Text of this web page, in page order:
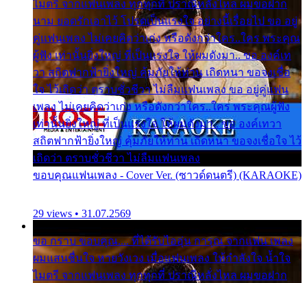
ไมตรี จากแฟนเพลง ทุกทุกที่ ปราณีหลั่งไหล ผมขอฝาก
นาม ยอดรักเอาไว้ โปรดเป็นแรงใจ อย่างนี้เรื่อยไป ขอ อยู่
คู่แฟนเพลง ไม่เคยคิดว่าเก่ง หรือดังกว่าใคร..ใคร พระคุณ
ผู้ฟัง เท่านั้นยิ่งใหญ่ ที่เป็นแรงใจ ให้ผมดังมา.. ขอ องค์เท
วา สถิตฟากฟ้ายิ่งใหญ่ คุ้มภัยให้ท่าน เถิดหนา ขอจงเชื่อ
ใจ ไว้เถิดว่า ตราบชั่วชีวา ไม่ลืมแฟนเพลง ขอ อยู่คู่แฟน
เพลง ไม่เคยคิดว่าเก่ง หรือดังกว่าใคร..ใคร พระคุณผู้ฟัง
เท่านั้นยิ่งใหญ่ ที่เป็นแรงใจ ให้ผมดังมา.. ขอ องค์เทวา
สถิตฟากฟ้ายิ่งใหญ่ คุ้มภัยให้ท่าน เถิดหนา ขอจงเชื่อใจ ไว้
เถิดว่า ตราบชั่วชีวา ไม่ลืมแฟนเพลง
ขอบคุณแฟนเพลง - Cover Ver. (ซาวด์ดนตรี) (KARAOKE)
29 views • 31.07.2569
ขอ กราบ ขอบคุณ.... ที่ได้รับไออุ่น การุณ จากแฟน เพลง
ผมแสนชื่นใจ หายวังเวง เมื่อแฟนเพลง ให้กำลังใจ น้ำใจ
ไมตรี จากแฟนเพลง ทุกทุกที่ ปราณีหลั่งไหล ผมขอฝาก